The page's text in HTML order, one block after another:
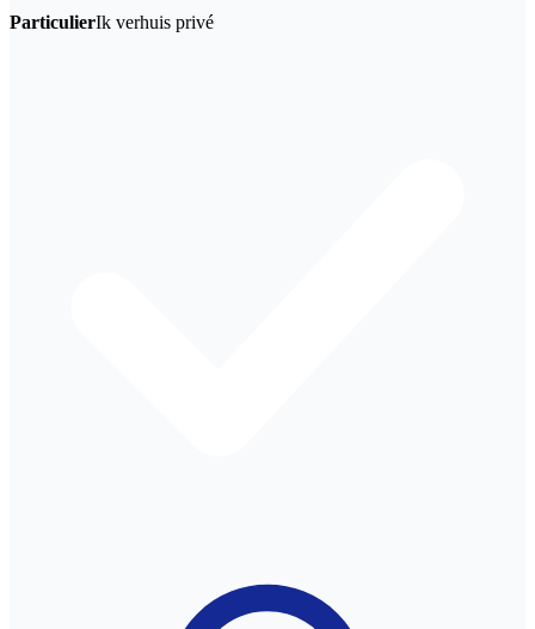
ParticulierIk verhuis privé